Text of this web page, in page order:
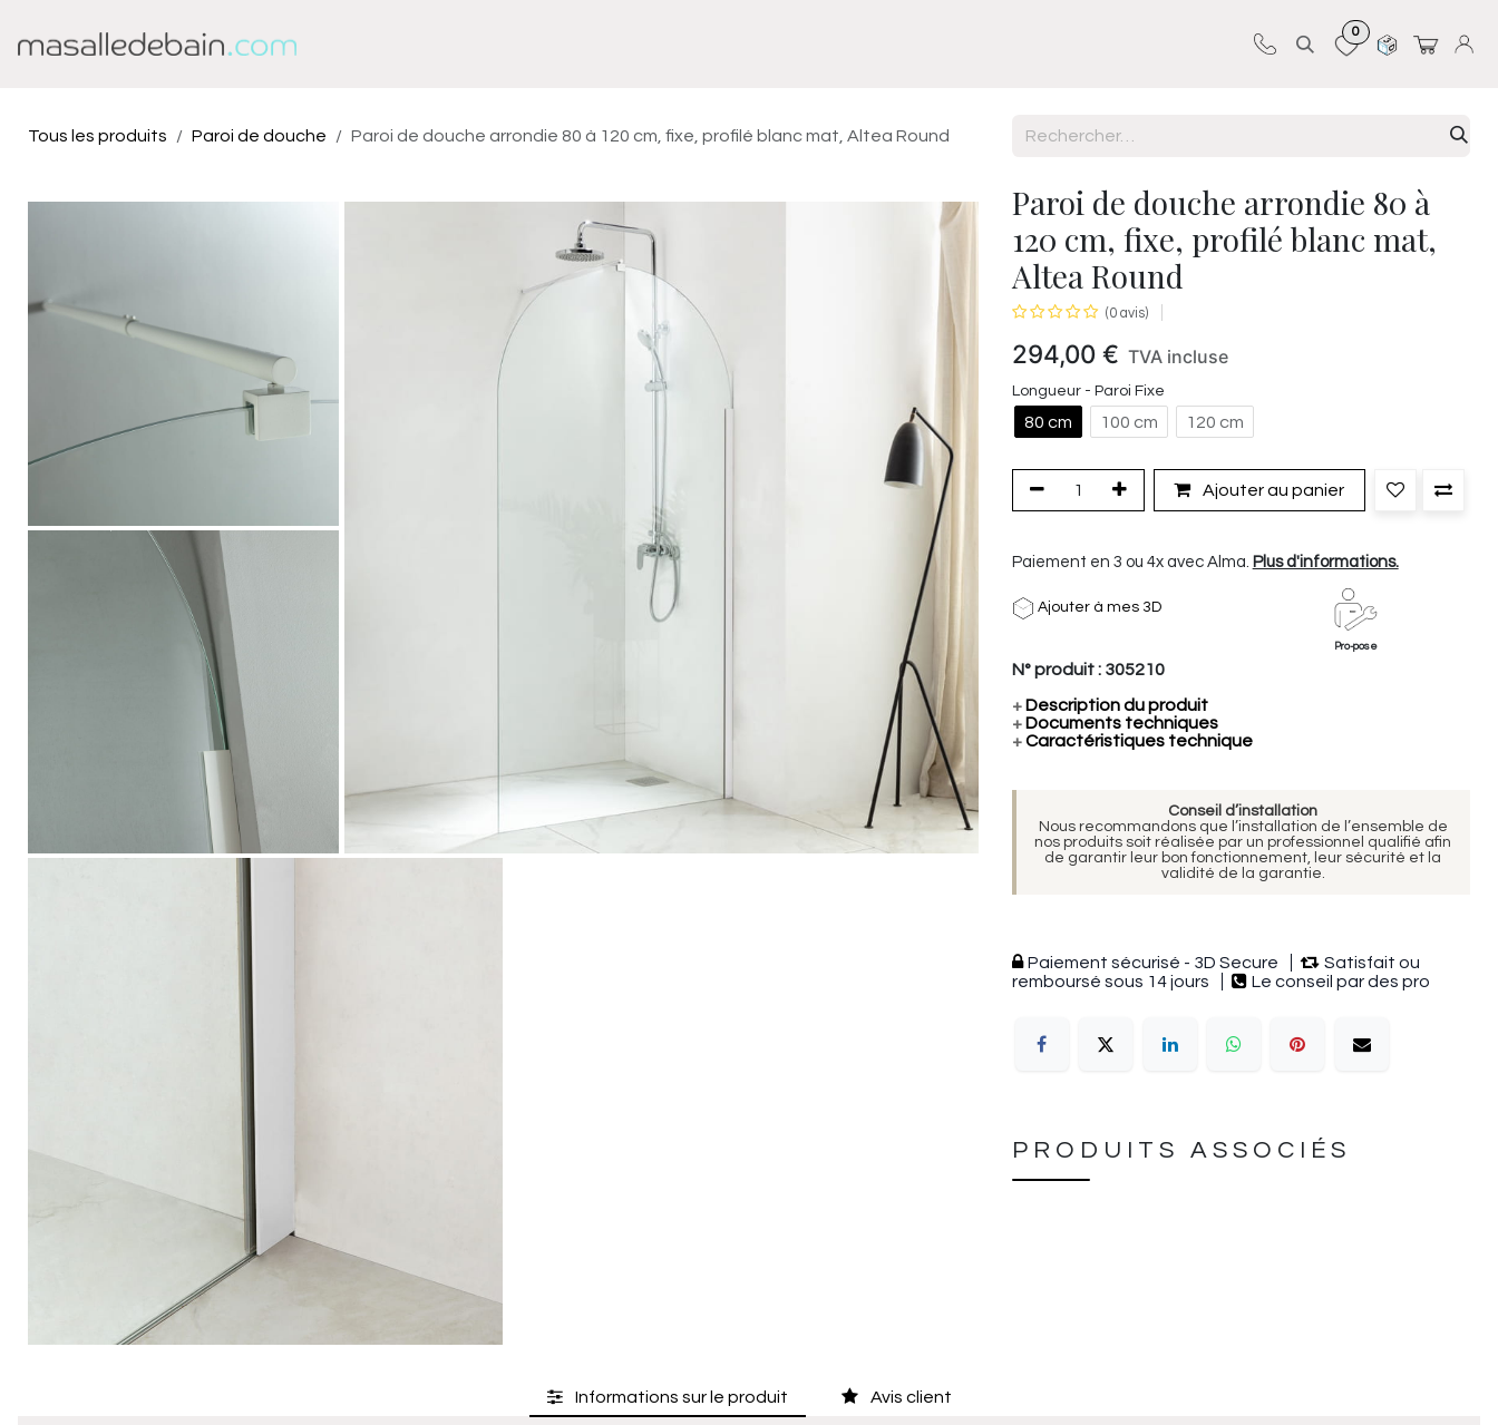
0
Tous les produits Paroi de douche Paroi de douche arrondie 80 à 120 cm, fixe, profilé blanc mat, Altea Round
Paroi de douche arrondie 80 à
120 cm, fixe, profilé blanc mat,
Altea Round
(0 avis)
294,00€ TVA incluse
Longueur - Paroi Fixe
80 cm 100 cm 120 cm
Ajouter au panier
Paiement en 3 ou 4x avec Alma. Plus d'informations.
Ajouter à mes 3D
Pro-pose
N° produit : 305210
+Description du produit
+Documents techniques
+Caractéristiques technique
Conseil d’installation
Nous recommandons que l’installation de l’ensemble de
nos produits soit réalisée par un professionnel qualifié afin
de garantir leur bon fonctionnement, leur sécurité et la
validité de la garantie.
Paiement sécurisé - 3D Secure
Satisfait ou
remboursé sous 14 jours
Le conseil par des pro
PRODUITS ASSOCIÉS
Informations sur le produit Avis client